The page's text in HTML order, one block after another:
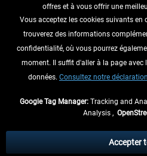
RENONCER AU CONTRAT ICI
INFORMATIONS
NE MANQUEZ PAS LES
échéant, frais de remboursement,
offres et à vous offrir une
Vous acceptez les cookies suivants
trouverez des informations
confidentialité, où vous pourrez
moment. Il suffit d'aller à la page
données. Consultez notre
Google Tag Manager: Tracking and
Analysis ,
Accepter